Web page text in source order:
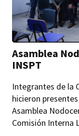
Asamblea
INSPT
Integrantes de la
hicieron
Asamblea
Comisión Interna